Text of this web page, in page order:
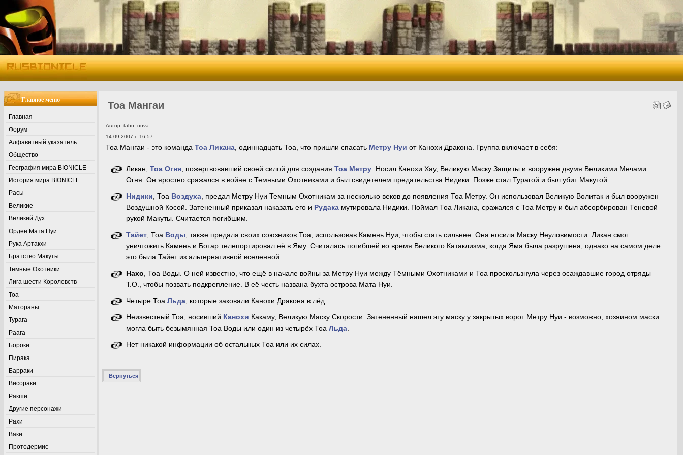
Главное меню
Главная
Форум
Алфавитный указатель
Общество
География мира BIONICLE
История мира BIONICLE
Расы
Великие
Великий Дух
Орден Мата Нуи
Рука Артакхи
Братство Макуты
Темные Охотники
Лига шести Королевств
Тоа
Матораны
Турага
Раага
Бороки
Пирака
Барраки
Висораки
Ракши
Другие персонажи
Рахи
Ваки
Протодермис
Тоа Мангаи
Автор -tahu_nuva-
14.09.2007 г. 16:57
Тоа Мангаи - это команда Тоа Ликана , одиннадцать Тоа, что пришли спасать Метру Нуи от Канохи Дракона. Группа включает в себя:
Ликан, Тоа Огня , пожертвовавший своей силой для создания Тоа Метру . Носил Канохи Хау, Великую Маску Защиты и вооружен двумя Великими Мечами
Огня. Он яростно сражался в войне с Темными Охотниками и был свидетелем предательства Нидики. Позже стал Турагой и был убит Макутой.
Нидики , Тоа Воздуха , предал Метру Нуи Темным Охотникам за несколько веков до появления Тоа Метру. Он использовал Великую Волитак и был вооружен
Воздушной Косой. Затененный приказал наказать его и Рудака мутировала Нидики. Поймал Тоа Ликана, сражался с Тоа Метру и был абсорбирован Теневой
рукой Макуты. Считается погибшим.
Тайет , Тоа Воды , также предала своих союзников Тоа, использовав Камень Нуи, чтобы стать сильнее. Она носила Маску Неуловимости. Ликан смог
уничтожить Камень и Ботар телепортировал её в Яму. Считалась погибшей во время Великого Катаклизма, когда Яма была разрушена, однако на самом деле
это была Тайет из альтернативной вселенной.
Нахо , Тоа Воды. О ней известно, что ещё в начале войны за Метру Нуи между Тёмными Охотниками и Тоа проскользнула через осаждавшие город отряды
Т.О., чтобы позвать подкрепление. В её честь названа бухта острова Мата Нуи.
Четыре Тоа Льда , которые заковали Канохи Дракона в лёд.
Неизвестный Тоа, носивший Канохи Какаму, Великую Маску Скорости. Затененный нашел эту маску у закрытых ворот Метру Нуи - возможно, хозяином маски
могла быть безымянная Тоа Воды или один из четырёх Тоа Льда
Нет никакой информации об остальных Тоа или их силах.
Вернуться